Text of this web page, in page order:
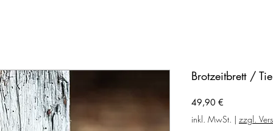
Brotzeitbrett /
49,90 €
inkl. MwSt. | zzgl.